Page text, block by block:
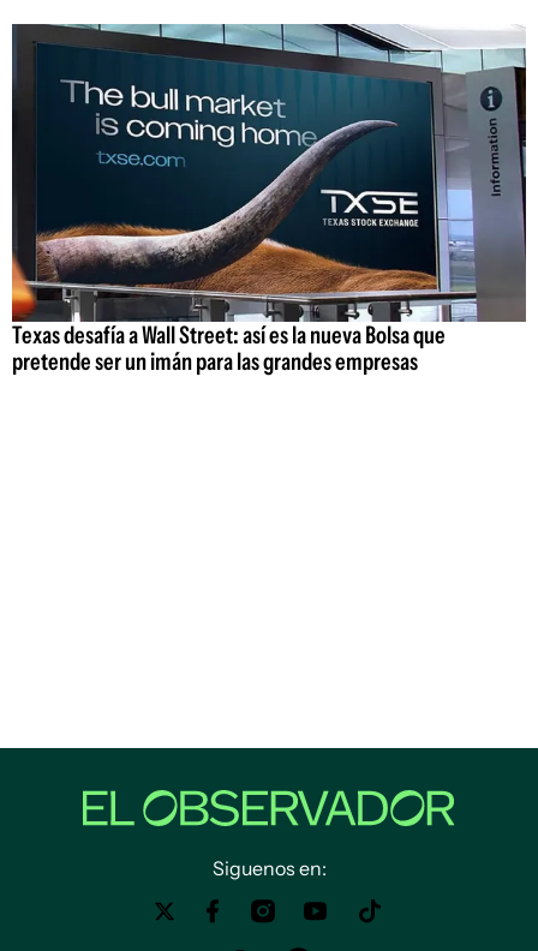
Texas desafía a Wall Street: así es la nueva Bolsa que
pretende ser un imán para las grandes empresas
Siguenos en: